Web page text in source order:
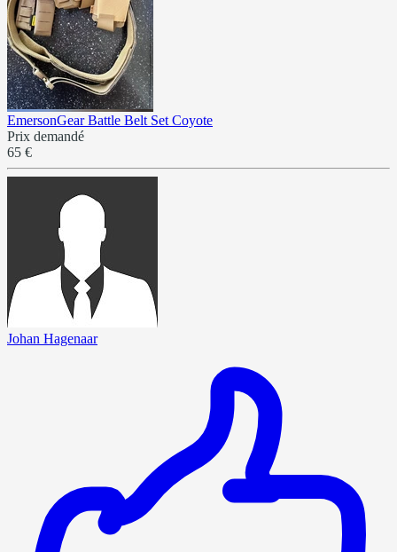
EmersonGear Battle Belt Set Coyote
Prix demandé
65 €
Johan Hagenaar